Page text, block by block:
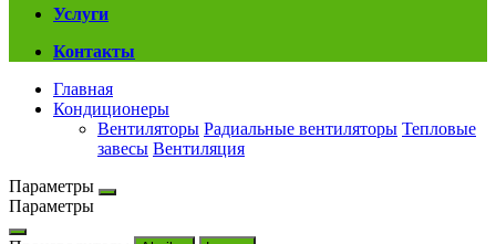
Услуги
Контакты
Главная
Кондиционеры
Вентиляторы Радиальные вентиляторы Тепловые
завесы Вентиляция
Параметры
Параметры